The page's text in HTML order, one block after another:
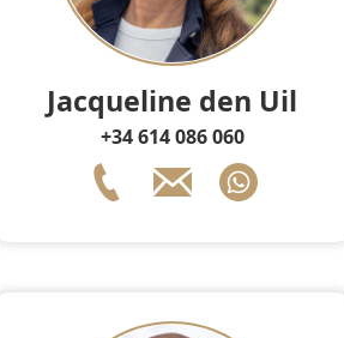
Jacqueline den Uil
+34 614 086 060